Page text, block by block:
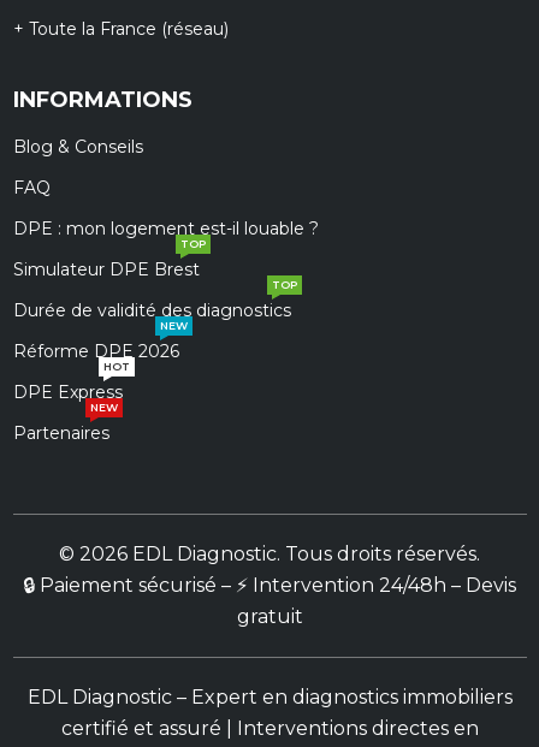
+ Toute la France (réseau)
INFORMATIONS
Blog & Conseils
FAQ
DPE : mon logement est-il louable ?
Simulateur DPE Brest
TOP
Durée de validité des diagnostics
TOP
Réforme DPE 2026
NEW
DPE Express
HOT
Partenaires
NEW
© 2026 EDL Diagnostic. Tous droits réservés.
🔒 Paiement sécurisé – ⚡ Intervention 24/48h – Devis
gratuit
EDL Diagnostic – Expert en diagnostics immobiliers
certifié et assuré | Interventions directes en